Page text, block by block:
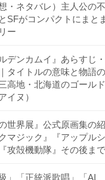
・ネタバレ）主人公の不
SFがコンパクトにまと
ー
デンカムイ』あらすじ・
タイトルの意味と物語の
高地・北海道のゴールド
イヌ）
世界展』公式原画集の紹
マジック』『アップルシ
攻殻機動隊』その後まで
」「正統派歌唱」「AI